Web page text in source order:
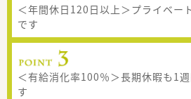
＜年間休日120日以上＞プライベー
です
＜有給消化率100％＞長期休暇も1
す